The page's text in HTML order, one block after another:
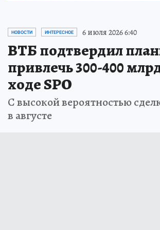
НОВОСТИ ИНТЕРЕСНОЕ 6 июля 2026 6:40
ВТБ подтвердил
привлечь 300-400
ходе SPO
С высокой вероятностью
в августе